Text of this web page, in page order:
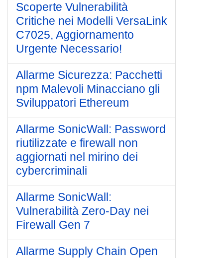
Scoperte Vulnerabilità
Critiche nei Modelli VersaLink
C7025, Aggiornamento
Urgente Necessario!
Allarme Sicurezza: Pacchetti
npm Malevoli Minacciano gli
Sviluppatori Ethereum
Allarme SonicWall: Password
riutilizzate e firewall non
aggiornati nel mirino dei
cybercriminali
Allarme SonicWall:
Vulnerabilità Zero-Day nei
Firewall Gen 7
Allarme Supply Chain Open